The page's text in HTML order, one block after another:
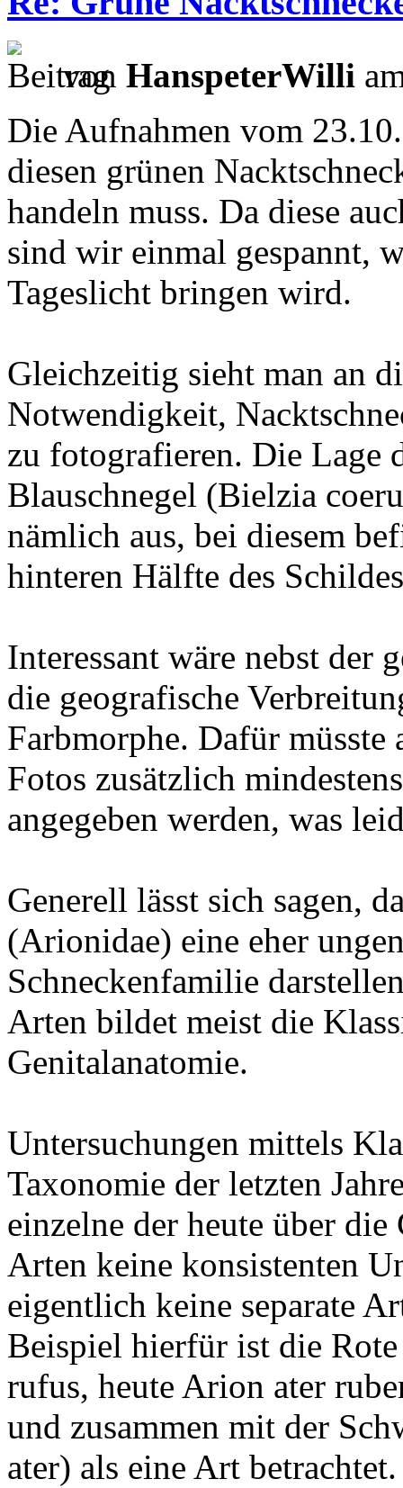
von HanspeterWilli
Die Aufnahmen vom
diesen grünen
handeln muss. Da diese
sind wir einmal gespannt,
Tageslicht bringen wird.
Gleichzeitig sieht man an
Notwendigkeit,
zu fotografieren. Die Lage
Blauschnegel (Bielzia
nämlich aus, bei diesem
hinteren Hälfte des
Interessant wäre nebst der
die geografische
Farbmorphe. Dafür müsste
Fotos zusätzlich
angegeben werden, was
Generell lässt sich sagen,
(Arionidae) eine eher
Schneckenfamilie
Arten bildet meist die
Genitalanatomie.
Untersuchungen mittels
Taxonomie der letzten
einzelne der heute über
Arten keine konsistenten
eigentlich keine separate
Beispiel hierfür ist die
rufus, heute Arion ater
und zusammen mit der
ater) als eine Art betrachtet.